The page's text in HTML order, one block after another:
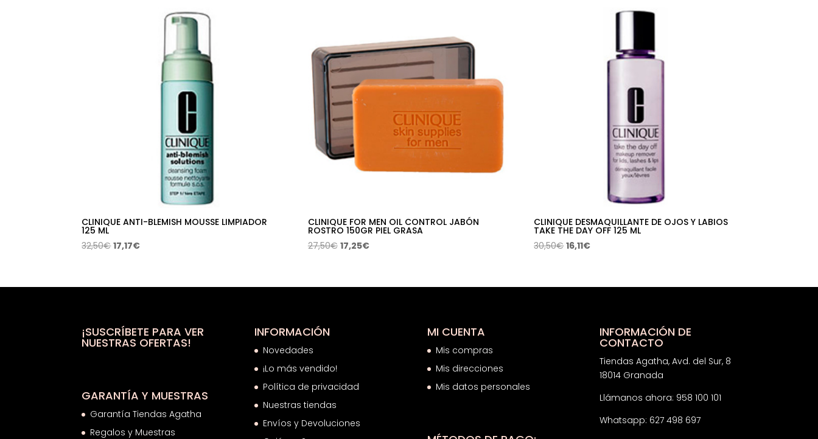
CLINIQUE ANTI-BLEMISH MOUSSE LIMPIADOR
125 ML
32,50€El
era:
17,17€El
es:
CLINIQUE FOR MEN OIL CONTROL JABÓN
ROSTRO 150GR PIEL GRASA
27,50€ El
era:
17,25€El
es:
CLINIQUE DESMAQUILLANTE DE OJOS Y LABIOS
TAKE THE DAY OFF 125 ML
30,50€El
era:
16,11€El
es:
¡SUSCRÍBETE PARA VER
NUESTRAS OFERTAS!
GARANTÍA Y MUESTRAS
Garantía Tiendas Agatha
Regalos y Muestras
INFORMACIÓN
Novedades
¡Lo más vendido!
Política de privacidad
Nuestras tiendas
Envíos y Devoluciones
MI CUENTA
Mis compras
Mis direcciones
Mis datos personales
INFORMACIÓN DE
CONTACTO
Tiendas Agatha, Avd. del Sur, 8
18014 Granada
Llámanos ahora: 958 100 101
Whatsapp: 627 498 697